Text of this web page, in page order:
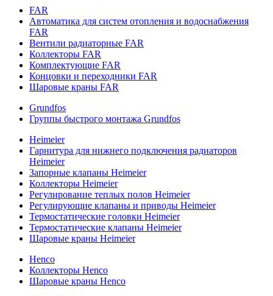
FAR
Автоматика для систем отопления и водоснабжения
FAR
Вентили радиаторные FAR
Коллекторы FAR
Комплектующие FAR
Концовки и переходники FAR
Шаровые краны FAR
Grundfos
Группы быстрого монтажа Grundfos
Heimeier
Гарнитура для нижнего подключения радиаторов
Heimeier
Запорные клапаны Heimeier
Коллекторы Heimeier
Регулирование теплых полов Heimeier
Регулирующие клапаны и приводы Heimeier
Термостатические головки Heimeier
Термостатические клапаны Heimeier
Шаровые краны Heimeier
Henco
Коллекторы Henco
Шаровые краны Henco